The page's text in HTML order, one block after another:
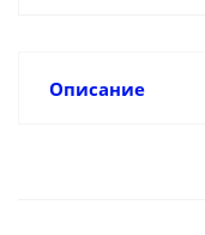
Описание